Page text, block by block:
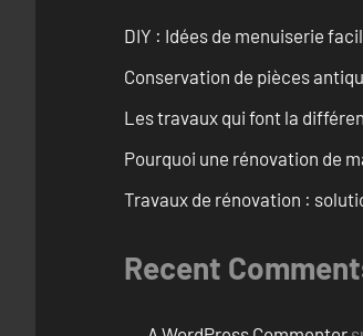
DIY : Idées de menuiserie
Conservation de pièces
Les travaux qui font la
Pourquoi une rénovation de
Travaux de rénovation :
Recent